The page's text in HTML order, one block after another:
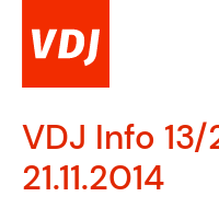
VDJ Info
21.11.2014